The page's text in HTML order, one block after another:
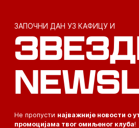
ЗАПОЧНИ ДАН УЗ КАФИЦУ И
Не пропусти најважније новости
промоцијама твог омиљеног клуба!